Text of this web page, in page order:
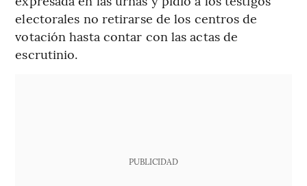
electorales no retirarse de los centros de
votación hasta contar con las actas de
escrutinio.
PUBLICIDAD